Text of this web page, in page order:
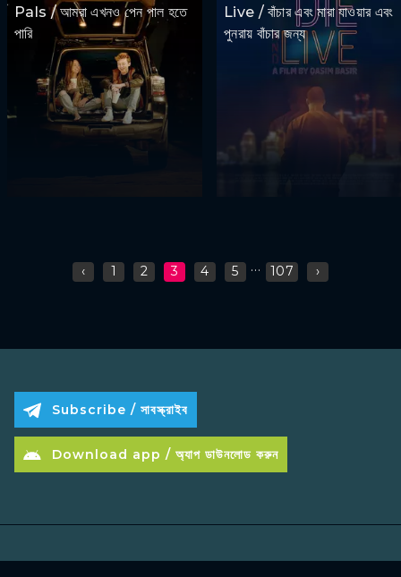
Pals / আমরা এখনও পেন পাল হতে
পারি
Live / বাঁচার এবং মারা যাওয়ার এবং
পুনরায় বাঁচার জন্য
‹ 1 2 3 4 5 ... 107 ›
Subscribe / সাবস্ক্রাইব
Download app / অ্যাপ ডাউনলোড করুন